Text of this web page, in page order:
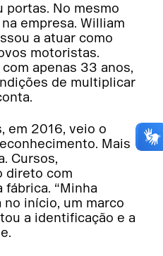
portas. No mesmo
empresa. William
a atuar como
motoristas.
apenas 33 anos,
de multiplicar
em 2016, veio o
Mais
Cursos,
direto com
“Minha
início, um marco
a identificação e a